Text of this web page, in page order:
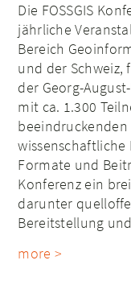
Die FOSSGIS
jährliche
Bereich
und der Schweiz,
der Georg-
mit ca. 1.300
beeindruckenden
Formate und
Konferenz ein
darunter
Bereitstellung
more >